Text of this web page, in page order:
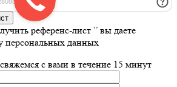
референс-лист ” вы даете
персональных данных
с вами в течение 15 минут